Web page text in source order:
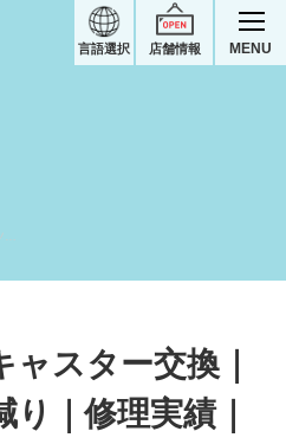
店舗情報
言語選択 MENU
スター交換｜
｜修理実績｜